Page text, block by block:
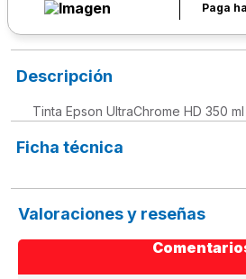
Paga
Descripción
Tinta Epson UltraChrome HD 350
Ficha técnica
Valoraciones y reseñas